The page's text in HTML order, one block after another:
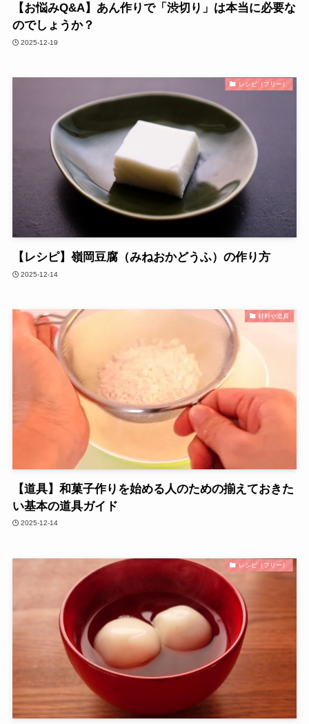
【お悩みQ&A】あん作りで「渋切り」は本当に必要な
のでしょうか？
2025-12-19
レシピ（フリー）
【レシピ】嶺岡豆腐（みねおかどうふ）の作り方
2025-12-14
材料や道具
【道具】和菓子作りを始める人のための揃えておきた
い基本の道具ガイド
2025-12-14
レシピ（フリー）